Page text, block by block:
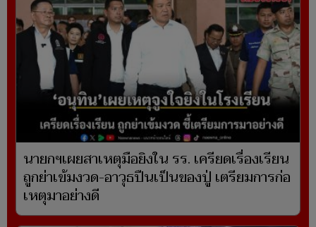
นายกฯเผยสาเหตุมือยิงใน รร. เครียดเรื่องเรียน
ถูกย่าเข้มงวด-อาวุธปืนเป็นของปู่ เตรียมการก่อ
เหตุมาอย่างดี